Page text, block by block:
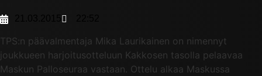
TPS:n päävalmentaja Mika Laurikainen on nimennyt
joukkueen harjoitusotteluun Kakkosen tasolla pelaavaa
Maskun Palloseuraa vastaan. Ottelu alkaa Maskussa